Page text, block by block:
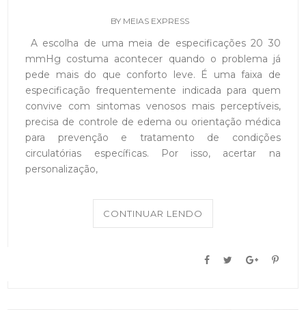
BY MEIAS EXPRESS
A escolha de uma meia de especificações 20 30
mmHg costuma acontecer quando o problema já
pede mais do que conforto leve. É uma faixa de
especificação frequentemente indicada para quem
convive com sintomas venosos mais perceptíveis,
precisa de controle de edema ou orientação médica
para prevenção e tratamento de condições
circulatórias específicas. Por isso, acertar na
personalização,
CONTINUAR LENDO